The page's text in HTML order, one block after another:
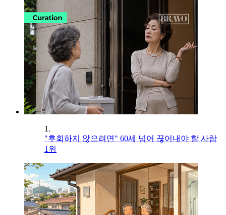
1.
"후회하지 않으려면" 60세 넘어 끊어내야 할 사람
1위